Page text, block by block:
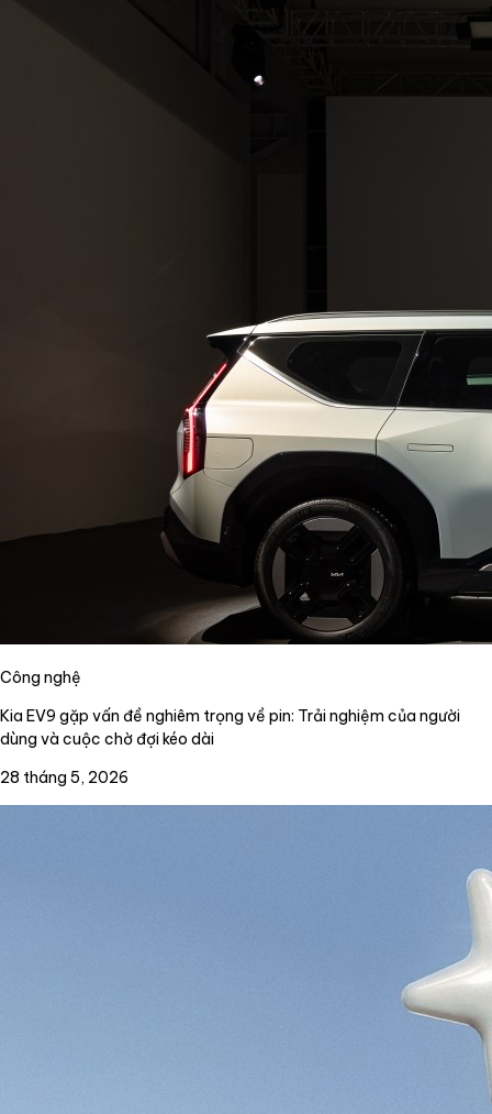
Công nghệ
Kia EV9 gặp vấn đề nghiêm trọng về pin: Trải nghiệm của người
dùng và cuộc chờ đợi kéo dài
28 tháng 5, 2026